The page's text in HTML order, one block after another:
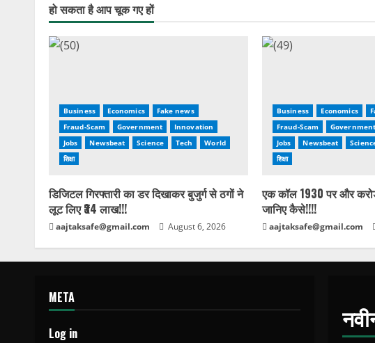
हो सकता है आप चूक गए हों
Business Economics
Fake news
Fraud-Scam
Government
Innovation
Jobs
Newsbeat Science Tech
World
शिक्षा
डिजिटल गिरफ्तारी का डर दिखाकर बुजुर्ग से ठगों ने
लूट लिए ₹34 लाख!!!
aajtaksafe@gmail.com August 6, 2026
Business Economics
Fraud-Scam
Government
Jobs
Newsbeat
शिक्षा
एक कॉल 1930 पर और
जानिए कैसे!!!!
aajtaksafe@gmail.com
META
Log in